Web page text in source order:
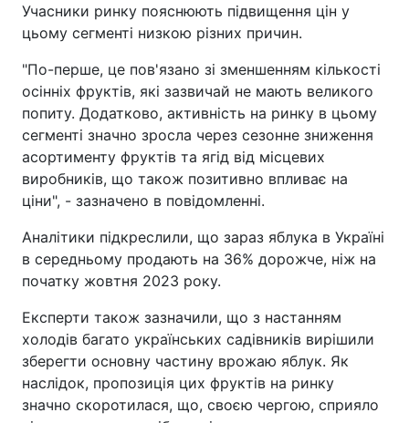
Учасники ринку пояснюють підвищення цін у
цьому сегменті низкою різних причин.
"По-перше, це пов'язано зі зменшенням кількості
осінніх фруктів, які зазвичай не мають великого
попиту. Додатково, активність на ринку в цьому
сегменті значно зросла через сезонне зниження
асортименту фруктів та ягід від місцевих
виробників, що також позитивно впливає на
ціни", - зазначено в повідомленні.
Аналітики підкреслили, що зараз яблука в Україні
в середньому продають на 36% дорожче, ніж на
початку жовтня 2023 року.
Експерти також зазначили, що з настанням
холодів багато українських садівників вирішили
зберегти основну частину врожаю яблук. Як
наслідок, пропозиція цих фруктів на ринку
значно скоротилася, що, своєю чергою, сприяло